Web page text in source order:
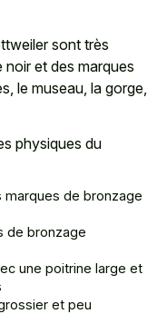
sont très
et des marques
le museau, la gorge,
physiques du
de bronzage
de bronzage
une poitrine large et
et peu